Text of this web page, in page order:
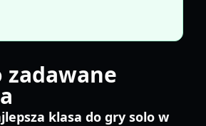
zadawane
klasa do gry solo w